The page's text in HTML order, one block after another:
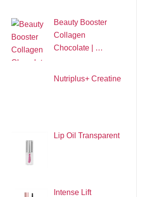
Beauty Booster
Collagen
Chocolate | …
Nutriplus+ Creatine
Lip Oil Transparent
Intense Lift